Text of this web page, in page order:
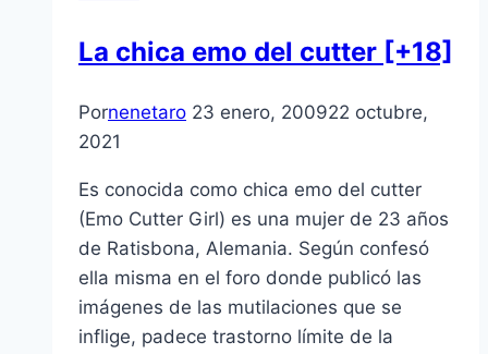
La chica emo del cutter [+18]
Pornenetaro 23 enero, 200922 octubre,
2021
Es conocida como chica emo del cutter
(Emo Cutter Girl) es una mujer de 23 años
de Ratisbona, Alemania. Según confesó
ella misma en el foro donde publicó las
imágenes de las mutilaciones que se
inflige, padece trastorno lí­mite de la